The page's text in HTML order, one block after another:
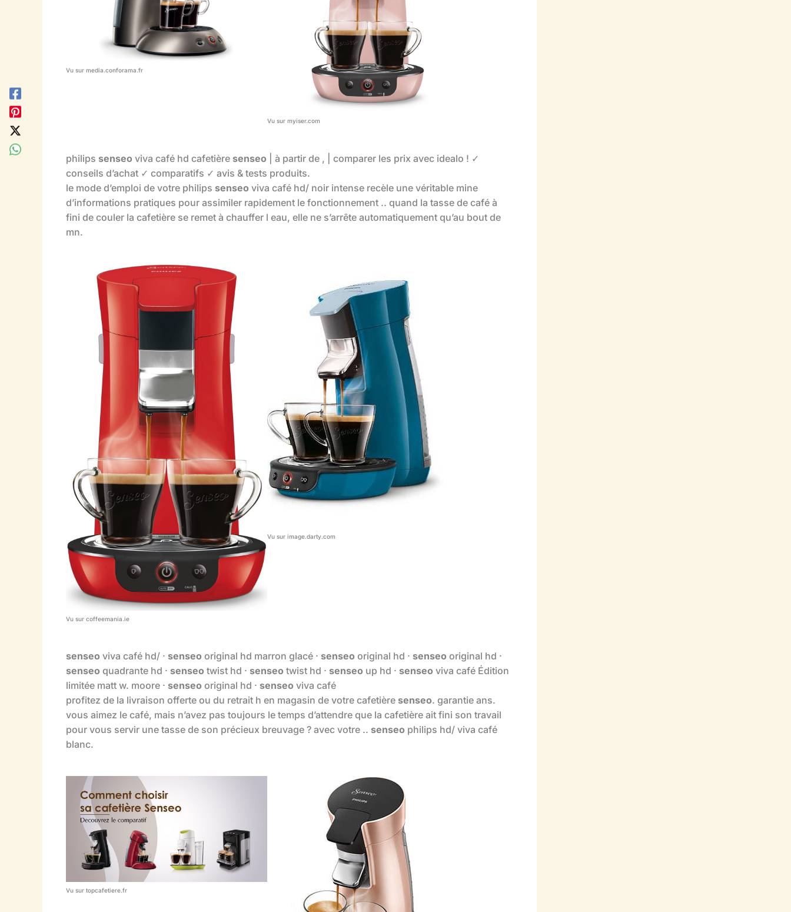
Vu sur media.conforama.fr
Vu sur myiser.com
philips senseo viva café hd cafetière senseo | à partir de , | comparer les prix avec idealo ! ✓
conseils d’achat ✓ comparatifs ✓ avis & tests produits.
le mode d’emploi de votre philips senseo viva café hd/ noir intense recèle une véritable mine
d’informations pratiques pour assimiler rapidement le fonctionnement .. quand la tasse de café à
fini de couler la cafetière se remet à chauffer l eau, elle ne s’arrête automatiquement qu’au bout de
mn.
Vu sur coffeemania.ie
Vu sur image.darty.com
senseo viva café hd/ · senseo original hd marron glacé · senseo original hd · senseo original hd ·
senseo quadrante hd · senseo twist hd · senseo twist hd · senseo up hd · senseo viva café Édition
limitée matt w. moore · senseo original hd · senseo viva café
profitez de la livraison offerte ou du retrait h en magasin de votre cafetière senseo. garantie ans.
vous aimez le café, mais n’avez pas toujours le temps d’attendre que la cafetière ait fini son travail
pour vous servir une tasse de son précieux breuvage ? avec votre .. senseo philips hd/ viva café
blanc.
Vu sur topcafetiere.fr